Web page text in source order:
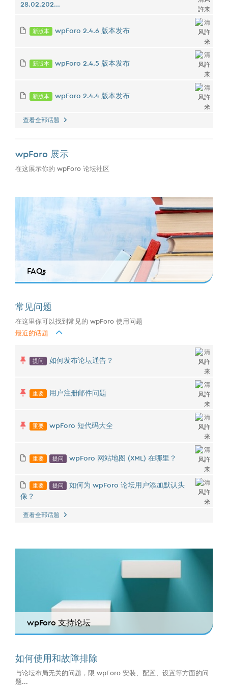
28.02.202...
新版本 wpForo 2.4.6 版本发布
新版本 wpForo 2.4.5 版本发布
新版本 wpForo 2.4.4 版本发布
查看全部话题
wpForo 展示
在这展示你的 wpForo 论坛社区
FAQs
常见问题
在这里你可以找到常见的 wpForo 使用问题
最近的话题
提问 如何发布论坛通告？
重要 用户注册邮件问题
重要 wpForo 短代码大全
重要 提问 wpForo 网站地图 (XML) 在哪里？
重要 提问
如何为 wpForo 论坛用户添加默认头
像？
查看全部话题
wpForo 支持论坛
如何使用和故障排除
与论坛布局无关的问题，限 wpForo 安装、配置、设置等方面的问
题...